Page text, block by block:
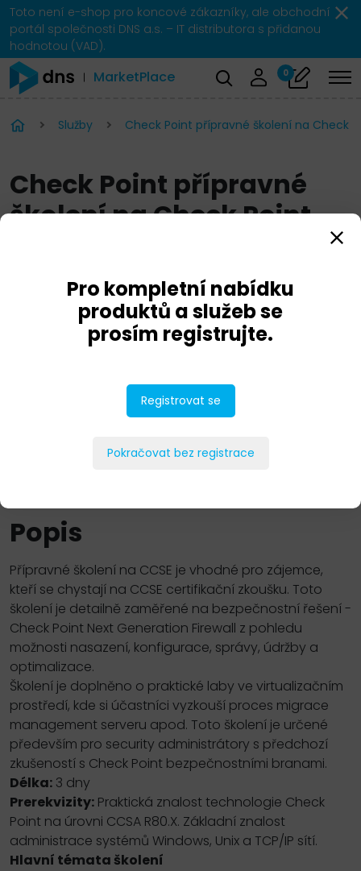
Toto není e-shop pro koncové zákazníky, ale obchodní
portál společnosti DNS a.s. – IT distributora s přidanou
hodnotou (VAD).
MarketPlace 0
Služby Check Point přípravné školení na Check
Check Point přípravné
školení na Check Point
R81.X
PŘIDAT DO POPTÁVKY
Popis
Přípravné školení na CCSE je vhodné pro zájemce,
kteří se chystají na CCSE certifikační zkoušku. Toto
školení je detailně zaměřené na bezpečnostní řešení -
Check Point Next Generation Firewall z pohledu
možnosti nasazení, konfigurace, správy, údržby a
optimalizace.
Školení je doplněno o praktické laby ve virtualizačním
prostředí, kde si účastníci vyzkouší proces migrace
management serveru apod. Toto školení je určené
především pro security administrátory s předchozí
zkušeností s Check Point bezpečnostními branami.
Délka: 3 dny
Prerekvizity: Praktická znalost technologie Check
Point na úrovni CCSA R80.X. Základní znalost
administrace systémů Windows, Unix a TCP/IP sítí.
Hlavní témata školení
Pro kompletní nabídku
produktů a služeb se
prosím registrujte.
Registrovat se
Pokračovat bez registrace